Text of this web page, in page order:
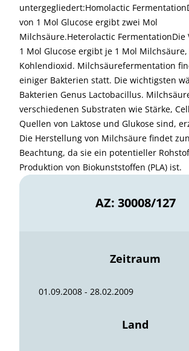
untergegliedert:Homolactic
von 1 Mol Glucose ergibt zwei Mol
Milchsäure.Heterolactic FermentationDie
1 Mol Glucose ergibt je 1 Mol
Kohlendioxid. Milchsäurefermentation
einiger Bakterien statt. Die wichtigsten
Bakterien Genus Lactobacillus.
verschiedenen Substraten wie Stärke,
Quellen von Laktose und Glukose sind,
Die Herstellung von Milchsäure findet
Beachtung, da sie ein potentieller
Produktion von Biokunststoffen (PLA) ist.
AZ: 30008/127
Zeitraum
01.09.2008 - 28.02.2009
Land